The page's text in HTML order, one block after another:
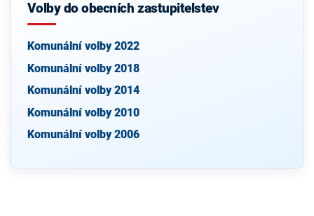
Volby do obecních zastupitelstev
Komunální volby 2022
Komunální volby 2018
Komunální volby 2014
Komunální volby 2010
Komunální volby 2006